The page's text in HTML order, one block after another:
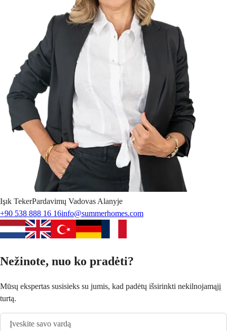
Işık TekerPardavimų Vadovas Alanyje
+90 538 888 16 16info@summerhomes.com
Nežinote, nuo ko pradėti?
Mūsų ekspertas susisieks su jumis, kad padėtų išsirinkti nekilnojamąjį
turtą.